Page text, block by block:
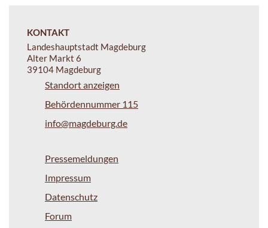
KONTAKT
Landeshauptstadt Magdeburg
Alter Markt 6
39104 Magdeburg
Standort anzeigen
Behördennummer 115
info@magdeburg.de
Pressemeldungen
Impressum
Datenschutz
Forum